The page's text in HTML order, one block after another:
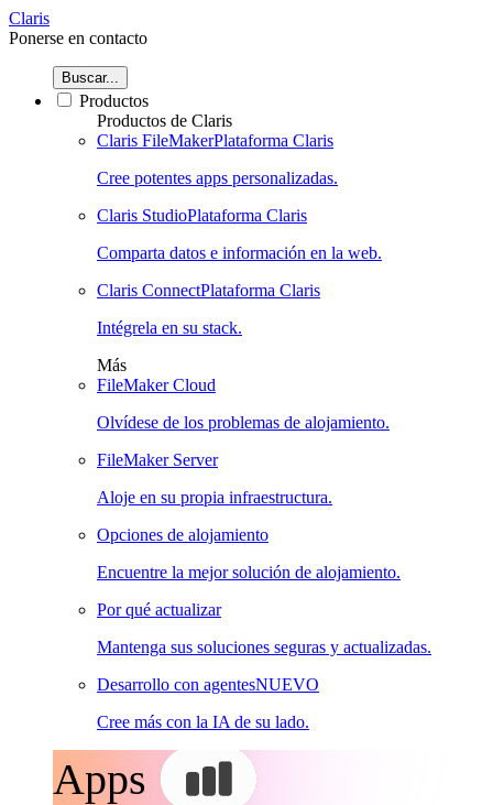
Claris
Ponerse en contacto
Buscar...
Productos
Productos de Claris
Claris FileMakerPlataforma Claris
Cree potentes apps personalizadas.
Claris StudioPlataforma Claris
Comparta datos e información en la web.
Claris ConnectPlataforma Claris
Intégrela en su stack.
Más
FileMaker Cloud
Olvídese de los problemas de alojamiento.
FileMaker Server
Aloje en su propia infraestructura.
Opciones de alojamiento
Encuentre la mejor solución de alojamiento.
Por qué actualizar
Mantenga sus soluciones seguras y actualizadas.
Desarrollo con agentesNUEVO
Cree más con la IA de su lado.
Apps